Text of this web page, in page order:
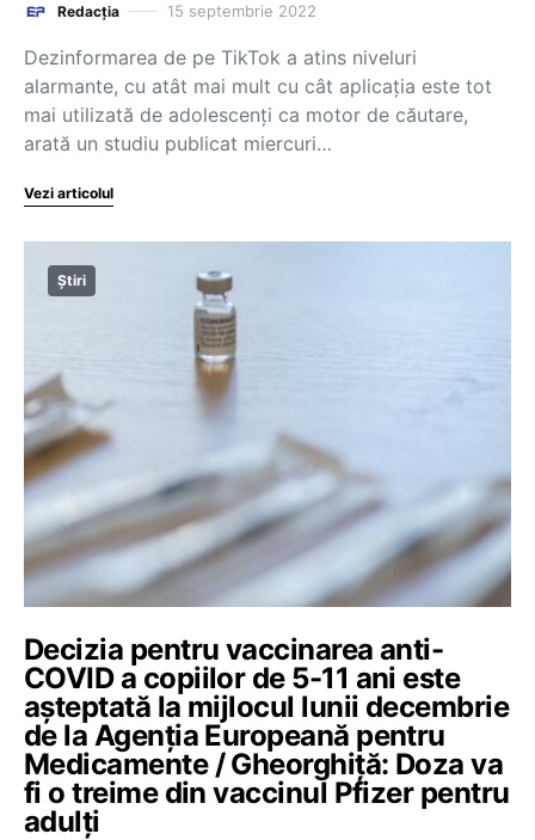
Redacția 15 septembrie 2022
Dezinformarea de pe TikTok a atins niveluri
alarmante, cu atât mai mult cu cât aplicația este tot
mai utilizată de adolescenţi ca motor de căutare,
arată un studiu publicat miercuri…
Vezi articolul
Știri
Decizia pentru vaccinarea anti-
COVID a copiilor de 5-11 ani este
așteptată la mijlocul lunii decembrie
de la Agenția Europeană pentru
Medicamente / Gheorghiță: Doza va
fi o treime din vaccinul Pfizer pentru
adulți